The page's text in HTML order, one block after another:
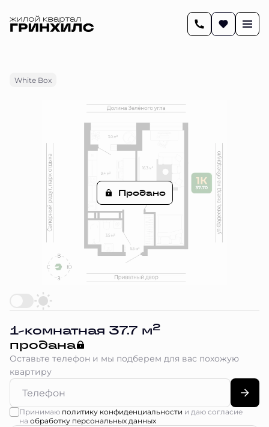
White Box
Продано
1-комнатная 37.7 м2
продана
Оставьте телефон и мы подберем для вас похожую
квартиру
Принимаю политику конфиденциальности и даю согласие
на обработку персональных данных